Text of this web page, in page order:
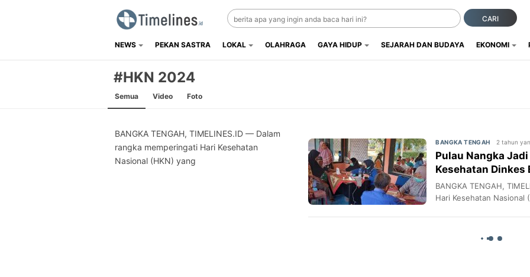
Timelines.id
Media Literasi, Sejarah & Budaya
CARI
NEWS PEKAN SASTRA LOKAL OLAHRAGA GAYA HIDUP SEJARAH DAN BUDAYA EKONOMI
#HKN 2024
Semua Video Foto
BANGKA TENGAH, TIMELINES.ID — Dalam
rangka memperingati Hari Kesehatan
Nasional (HKN) yang
BANGKA TENGAH 2 tahun
Pulau Nangka
Kesehatan Dinkes
BANGKA TENGAH,
Hari Kesehatan Nasional